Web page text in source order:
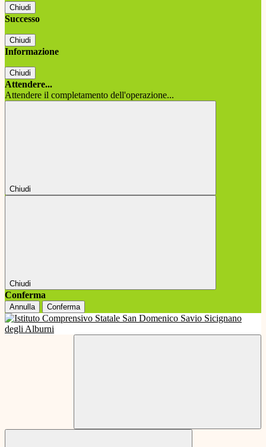
Chiudi
Successo
Chiudi
Informazione
Chiudi
Attendere...
Attendere il completamento dell'operazione...
Chiudi
Chiudi
Conferma
Annulla Conferma